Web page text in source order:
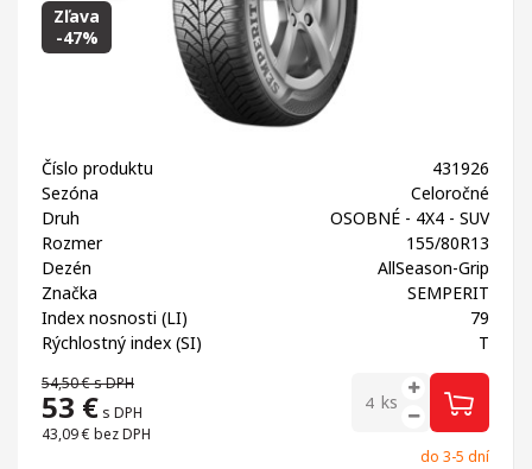
Zľava
-47%
Číslo produktu
431926
Sezóna
Celoročné
Druh
OSOBNÉ - 4X4 - SUV
Rozmer
155/80R13
Dezén
AllSeason-Grip
Značka
SEMPERIT
Index nosnosti (LI)
79
Rýchlostný index (SI)
T
54,50 €s DPH
53 € s DPH
43,09 € bez DPH
ks
do 3-5 dní